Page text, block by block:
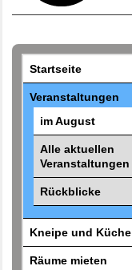
Startseite
Veranstaltungen
im August
Alle aktuellen
Veranstaltungen
Rückblicke
Kneipe und Küche
Räume mieten